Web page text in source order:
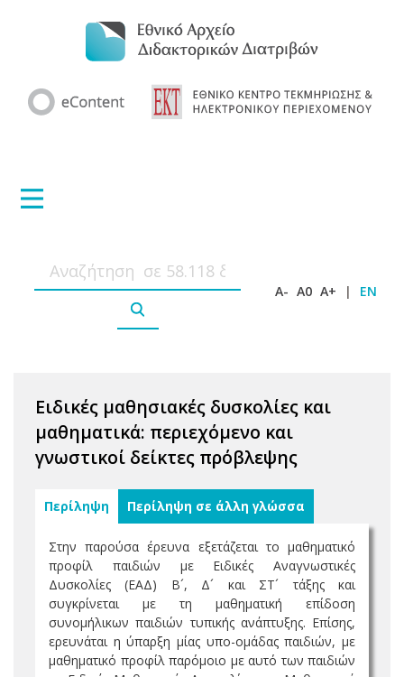
A- A0 A+ | EN
Ειδικές μαθησιακές δυσκολίες και
μαθηματικά: περιεχόμενο και
γνωστικοί δείκτες πρόβλεψης
Περίληψη Περίληψη σε άλλη γλώσσα
Στην παρούσα έρευνα εξετάζεται το μαθηματικό
προφίλ παιδιών με Ειδικές Αναγνωστικές
Δυσκολίες (ΕΑΔ) Β´, Δ´ και ΣΤ´ τάξης και
συγκρίνεται με τη μαθηματική επίδοση
συνομήλικων παιδιών τυπικής ανάπτυξης. Επίσης,
ερευνάται η ύπαρξη μίας υπο-ομάδας παιδιών, με
μαθηματικό προφίλ παρόμοιο με αυτό των παιδιών